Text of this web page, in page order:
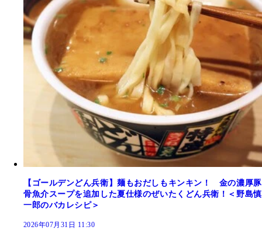
【ゴールデンどん兵衛】麺もおだしもキンキン！ 金の濃厚豚
骨魚介スープを追加した夏仕様のぜいたくどん兵衛！＜野島慎
一郎のバカレシピ＞
2026年07月31日 11:30